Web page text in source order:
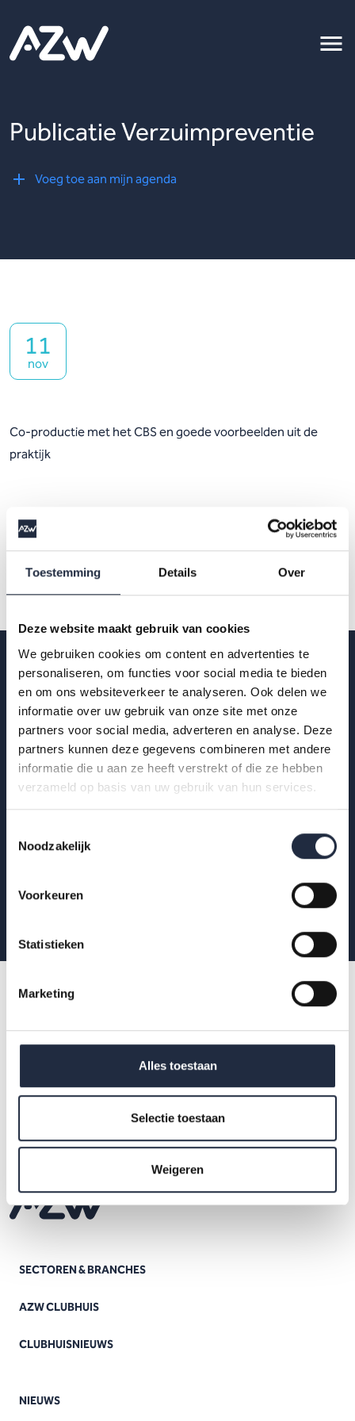
Toestemming Details Over
Deze website maakt gebruik van cookies
We gebruiken cookies om content en advertenties te
personaliseren, om functies voor social media te bieden
en om ons websiteverkeer te analyseren. Ook delen we
informatie over uw gebruik van onze site met onze
partners voor social media, adverteren en analyse. Deze
partners kunnen deze gegevens combineren met andere
informatie die u aan ze heeft verstrekt of die ze hebben
verzameld op basis van uw gebruik van hun services.
Noodzakelijk
Voorkeuren
Statistieken
Marketing
Alles toestaan
Selectie toestaan
Weigeren
Publicatie Verzuimpreventie
Voeg toe aan mijn agenda
11
nov
Co-productie met het CBS en goede voorbeelden uit de
praktijk
Op de hoogte blijven?
Krijg als eerste de nieuwste publicaties,
uitnodigingen voor AZW-Clubhuisbijeenkomsten
en meer verdieping van actuele data binnen zorg
en welzijn.
Aanmelden
SECTOREN & BRANCHES
AZW CLUBHUIS
CLUBHUISNIEUWS
NIEUWS